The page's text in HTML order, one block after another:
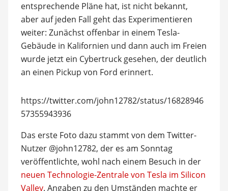
entsprechende Pläne hat, ist nicht bekannt,
aber auf jeden Fall geht das Experimentieren
weiter: Zunächst offenbar in einem Tesla-
Gebäude in Kalifornien und dann auch im Freien
wurde jetzt ein Cybertruck gesehen, der deutlich
an einen Pickup von Ford erinnert.
https://twitter.com/john12782/status/16828946
57355943936
Das erste Foto dazu stammt von dem Twitter-
Nutzer @john12782, der es am Sonntag
veröffentlichte, wohl nach einem Besuch in der
neuen Technologie-Zentrale von Tesla im Silicon
Valley. Angaben zu den Umständen machte er